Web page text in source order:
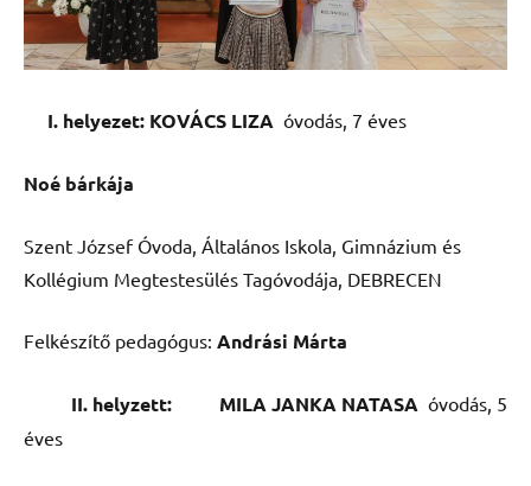
I. helyezet: KOVÁCS LIZA óvodás, 7 éves
Noé bárkája
Szent József Óvoda, Általános Iskola, Gimnázium és
Kollégium Megtestesülés Tagóvodája, DEBRECEN
Felkészítő pedagógus: Andrási Márta
II. helyzett: MILA JANKA NATASA óvodás, 5
éves